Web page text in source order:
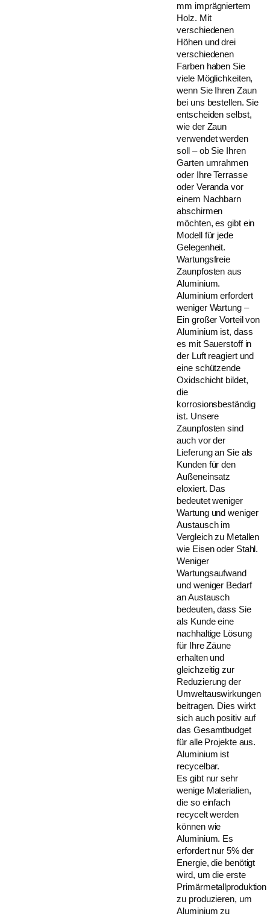
mm imprägniertem
Holz. Mit
verschiedenen
Höhen und drei
verschiedenen
Farben haben Sie
viele Möglichkeiten,
wenn Sie Ihren Zaun
bei uns bestellen. Sie
entscheiden selbst,
wie der Zaun
verwendet werden
soll – ob Sie Ihren
Garten umrahmen
oder Ihre Terrasse
oder Veranda vor
einem Nachbarn
abschirmen
möchten, es gibt ein
Modell für jede
Gelegenheit.
Wartungsfreie
Zaunpfosten aus
Aluminium.
Aluminium erfordert
weniger Wartung –
Ein großer Vorteil von
Aluminium ist, dass
es mit Sauerstoff in
der Luft reagiert und
eine schützende
Oxidschicht bildet,
die
korrosionsbeständig
ist. Unsere
Zaunpfosten sind
auch vor der
Lieferung an Sie als
Kunden für den
Außeneinsatz
eloxiert. Das
bedeutet weniger
Wartung und weniger
Austausch im
Vergleich zu Metallen
wie Eisen oder Stahl.
Weniger
Wartungsaufwand
und weniger Bedarf
an Austausch
bedeuten, dass Sie
als Kunde eine
nachhaltige Lösung
für Ihre Zäune
erhalten und
gleichzeitig zur
Reduzierung der
Umweltauswirkungen
beitragen. Dies wirkt
sich auch positiv auf
das Gesamtbudget
für alle Projekte aus.
Aluminium ist
recycelbar.
Es gibt nur sehr
wenige Materialien,
die so einfach
recycelt werden
können wie
Aluminium. Es
erfordert nur 5% der
Energie, die benötigt
wird, um die erste
Primärmetallproduktion
zu produzieren, um
Aluminium zu